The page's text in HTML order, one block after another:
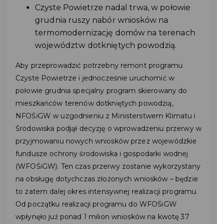
Czyste Powietrze nadal trwa, w połowie
grudnia ruszy nabór wniosków na
termomodernizację domów na terenach
województw dotkniętych powodzią.
Aby przeprowadzić potrzebny remont programu
Czyste Powietrze i jednocześnie uruchomić w
połowie grudnia specjalny program skierowany do
mieszkańców terenów dotkniętych powodzią,
NFOŚiGW w uzgodnieniu z Ministerstwem Klimatu i
Środowiska podjął decyzję o wprowadzeniu przerwy w
przyjmowaniu nowych wniosków przez wojewódzkie
fundusze ochrony środowiska i gospodarki wodnej
(WFOŚiGW). Ten czas przerwy zostanie wykorzystany
na obsługę dotychczas złożonych wniosków – będzie
to zatem dalej okres intensywnej realizacji programu.
Od początku realizacji programu do WFOŚiGW
wpłynęło już ponad 1 milion wniosków na kwotę 37